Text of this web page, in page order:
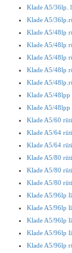
Klade A5/36lp.
Klade A5/
Klade A5/48lp
Klade A5/48lp
Klade A5/48lp
Klade A5/48lp
Klade A5/
Klade A5/
Klade A5/
Klade A5/60
Klade A5/64
Klade A5/64
Klade A5/80
Klade A5/80
Klade A5/80
Klade A5/96lp
Klade A5/96lp
Klade A5/96lp
Klade A5/96lp
Klade A5/96lp